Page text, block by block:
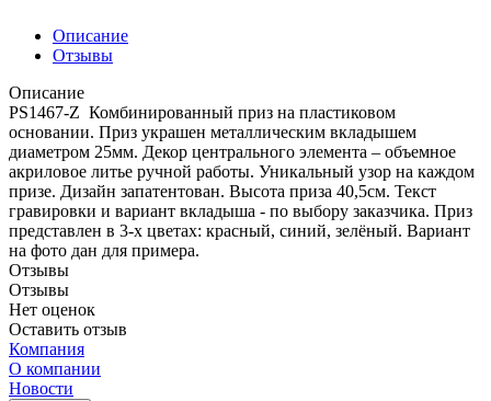
Описание
Отзывы
Описание
PS1467-Z Комбинированный приз на пластиковом
основании. Приз украшен металлическим вкладышем
диаметром 25мм. Декор центрального элемента – объемное
акриловое литье ручной работы. Уникальный узор на каждом
призе. Дизайн запатентован. Высота приза 40,5см. Текст
гравировки и вариант вкладыша - по выбору заказчика. Приз
представлен в 3-х цветах: красный, синий, зелёный. Вариант
на фото дан для примера.
Отзывы
Отзывы
Нет оценок
Оставить отзыв
Компания
О компании
Новости